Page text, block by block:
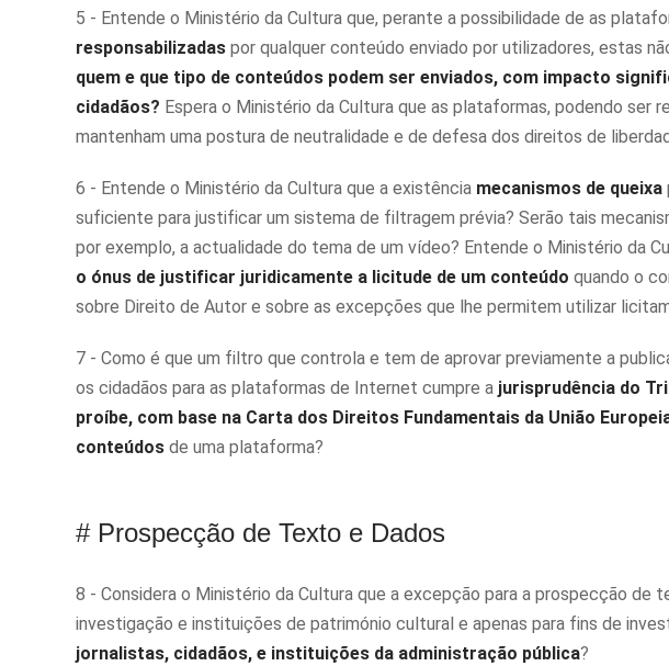
5 - Entende o Ministério da Cultura que, perante a possibilidade de as
responsabilizadas por qualquer conteúdo enviado por utilizadores, estas
quem e que tipo de conteúdos podem ser enviados, com impacto
cidadãos? Espera o Ministério da Cultura que as plataformas, podendo ser
mantenham uma postura de neutralidade e de defesa dos direitos de
6 - Entende o Ministério da Cultura que a existência mecanismos de queixa
suficiente para justificar um sistema de filtragem prévia? Serão tais
por exemplo, a actualidade do tema de um vídeo? Entende o Ministério da
o ónus de justificar juridicamente a licitude de um conteúdo quando o
sobre Direito de Autor e sobre as excepções que lhe permitem utilizar
7 - Como é que um filtro que controla e tem de aprovar previamente a
os cidadãos para as plataformas de Internet cumpre a jurisprudência do
proíbe, com base na Carta dos Direitos Fundamentais da União
conteúdos de uma plataforma?
# Prospecção de Texto e Dados
8 - Considera o Ministério da Cultura que a excepção para a prospecção de
investigação e instituições de património cultural e apenas para fins de
jornalistas, cidadãos, e instituições da administração pública?